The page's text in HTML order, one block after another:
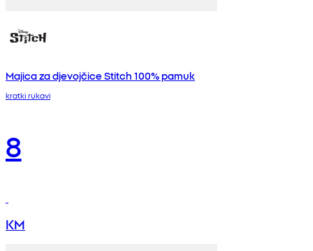
Majica za djevojčice Stitch 100% pamuk
kratki rukavi
8
KM